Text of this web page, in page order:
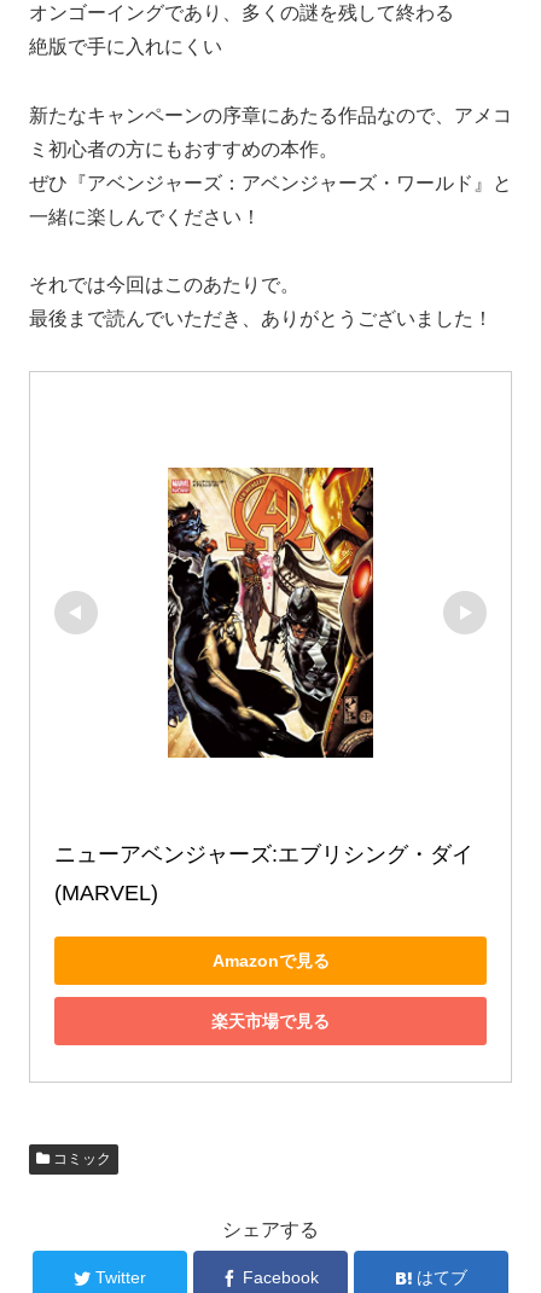
オンゴーイングであり、多くの謎を残して終わる
絶版で手に入れにくい
新たなキャンペーンの序章にあたる作品なので、アメコ
ミ初心者の方にもおすすめの本作。
ぜひ『アベンジャーズ：アベンジャーズ・ワールド』と
一緒に楽しんでください！
それでは今回はこのあたりで。
最後まで読んでいただき、ありがとうございました！
ニューアベンジャーズ:エブリシング・ダイ
(MARVEL)
Amazonで見る
楽天市場で見る
コミック
シェアする
Twitter Facebook はてブ